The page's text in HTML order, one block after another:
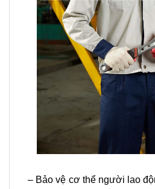
– Bảo vệ cơ thể người lao